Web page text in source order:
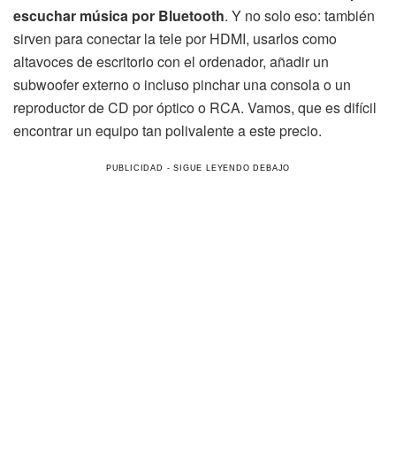
escuchar música por Bluetooth. Y no solo eso: también
sirven para conectar la tele por HDMI, usarlos como
altavoces de escritorio con el ordenador, añadir un
subwoofer externo o incluso pinchar una consola o un
reproductor de CD por óptico o RCA. Vamos, que es difícil
encontrar un equipo tan polivalente a este precio.